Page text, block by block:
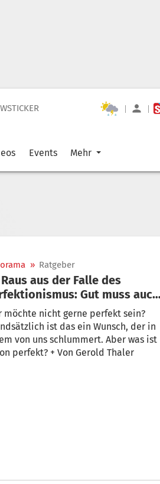
| |
Events Mehr
» Ratgeber
Gut muss auch
gut genug sein!
möchte nicht gerne perfekt sein?
ist das ein Wunsch, der in
von uns schlummert. Aber was ist
perfekt? + Von Gerold Thaler